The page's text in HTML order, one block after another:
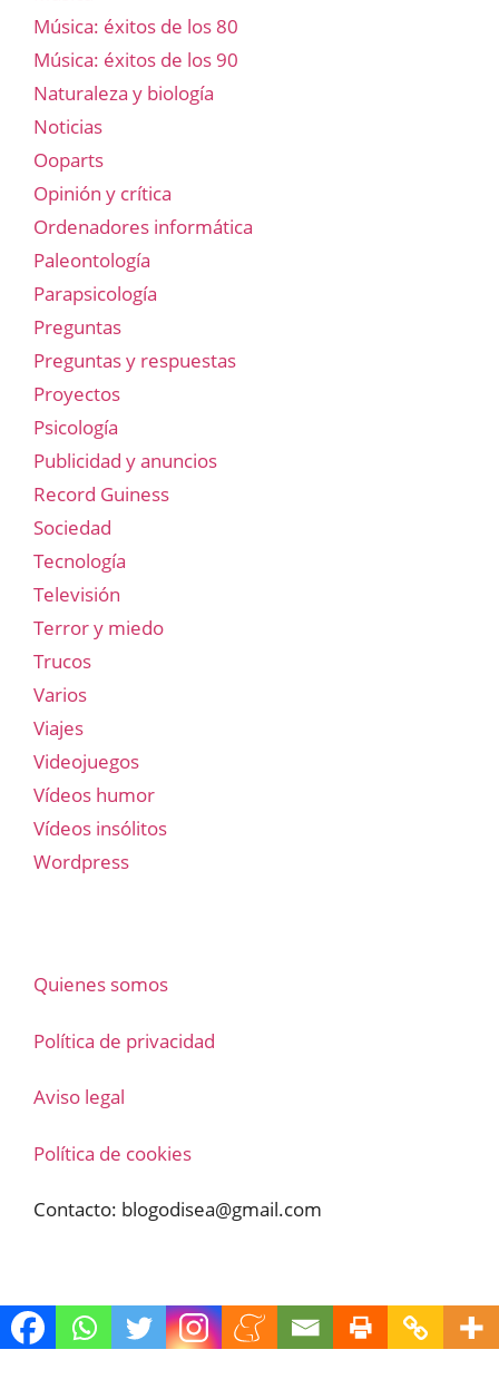
Música: éxitos de los 80
Música: éxitos de los 90
Naturaleza y biología
Noticias
Ooparts
Opinión y crítica
Ordenadores informática
Paleontología
Parapsicología
Preguntas
Preguntas y respuestas
Proyectos
Psicología
Publicidad y anuncios
Record Guiness
Sociedad
Tecnología
Televisión
Terror y miedo
Trucos
Varios
Viajes
Videojuegos
Vídeos humor
Vídeos insólitos
Wordpress
Quienes somos
Política de privacidad
Aviso legal
Política de cookies
Contacto: blogodisea@gmail.com